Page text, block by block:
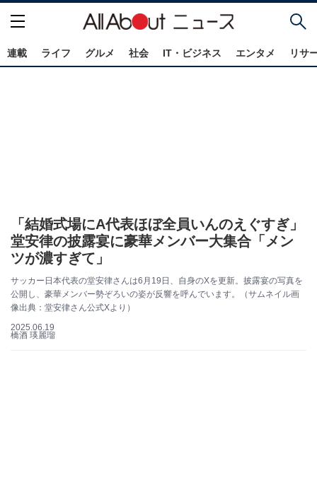
連載 ライフ グルメ 社会 IT・ビジネス エンタメ リサ
「結婚式場にA代表ほぼ全員いんのえぐすぎ」
堂安律の披露宴に豪華メンバー大集合「メン
ツが濃すぎて」
サッカー日本代表の堂安律さんは6月19日、自身のXを更新。披露宴の写真を
公開し、豪華メンバー勢ぞろいの姿が反響を呼んでいます。（サムネイル画
像出典：堂安律さん公式Xより）
2025.06.19
橋酒 瑛麗瑠